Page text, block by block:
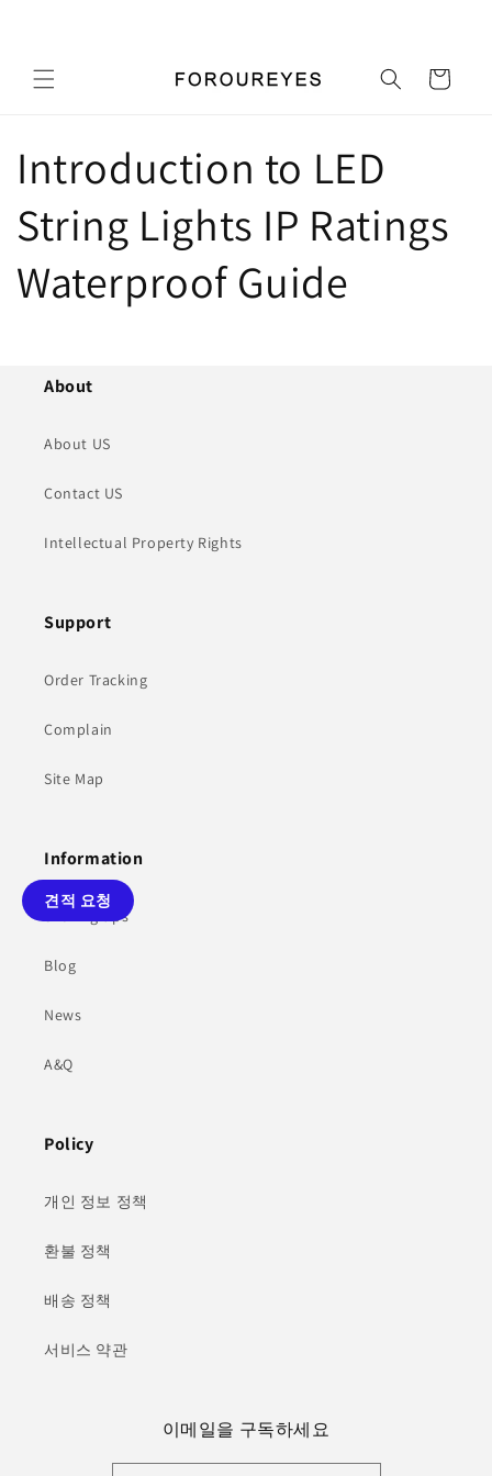
트
Introduction to LED
String Lights IP Ratings
Waterproof Guide
About
About US
Contact US
Intellectual Property Rights
Support
Order Tracking
Complain
Site Map
Information
Sharing tips
Blog
News
A&Q
Policy
개인 정보 정책
환불 정책
배송 정책
서비스 약관
이메일을 구독하세요
견적 요청